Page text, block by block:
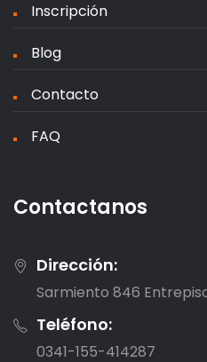
Inscripción
Blog
Contacto
FAQ
Contactanos
Dirección:
Sarmiento 846
Teléfono:
0341-155-414287